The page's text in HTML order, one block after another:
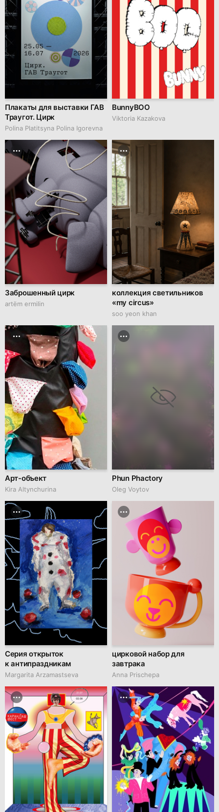
Плакаты для выставки ГАВ
Траугот. Цирк
Polina Platitsyna Polina Igorevna
BunnyBOO
Viktoria Kazakova
Заброшенный цирк
artëm ermilin
коллекция светильников
«my circus»
soo yeon khan
Арт-объект
Kira Altynchurina
Phun Phactory
Oleg Voytov
Серия открыток
к антипраздникам
Margarita Arzamastseva
цирковой набор для
завтрака
Anna Prischepa